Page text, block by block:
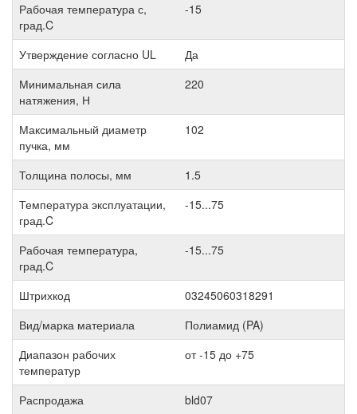
Рабочая температура с,
град.C
-15
Утверждение согласно UL
Да
Минимальная сила
натяжения, Н
220
Максимальный диаметр
пучка, мм
102
Толщина полосы, мм
1.5
Температура эксплуатации,
град.C
-15...75
Рабочая температура,
град.C
-15...75
Штрихкод
03245060318291
Вид/марка материала
Полиамид (PA)
Диапазон рабочих
температур
от -15 до +75
Распродажа
bld07